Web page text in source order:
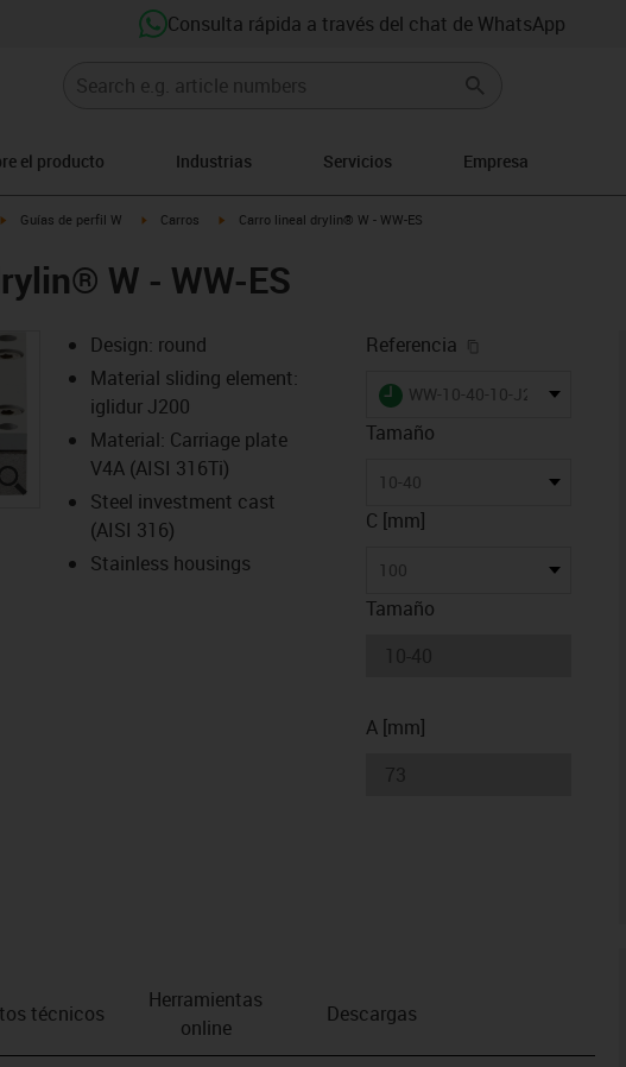
Consulta rápida a través del chat de WhatsApp
el producto Industrias Servicios Empresa
igus-icon-arrow-right
Guías de perfil W igus-icon-arrow-right
Carros igus-icon-arrow-right
Carro lineal drylin® W - WW-ES
W - WW-ES
igus-icon-lupe
igus-icon-lupe
Design: round
Material sliding element:
iglidur J200
Material: Carriage plate
V4A (AISI 316Ti)
Steel investment cast
(AISI 316)
Stainless housings
Referencia
igus-icon-lieferzeit
WW-10-40-10-J200-GESG-PES
Tamaño
10-40
C [mm]
100
Tamaño
A [mm]
técnicos
Herramientas
online
Descargas